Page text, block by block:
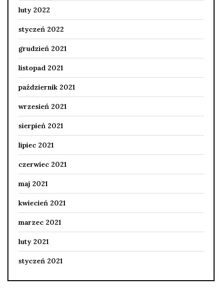
luty 2022
styczeń 2022
grudzień 2021
listopad 2021
październik 2021
wrzesień 2021
sierpień 2021
lipiec 2021
czerwiec 2021
maj 2021
kwiecień 2021
marzec 2021
luty 2021
styczeń 2021